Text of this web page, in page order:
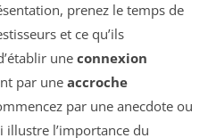
prenez le temps de
et ce qu’ils
une connexion
par uneaccroche
par une anecdote ou
l’importance du